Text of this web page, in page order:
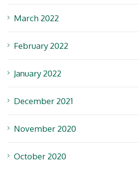
March 2022
February 2022
January 2022
December 2021
November 2020
October 2020